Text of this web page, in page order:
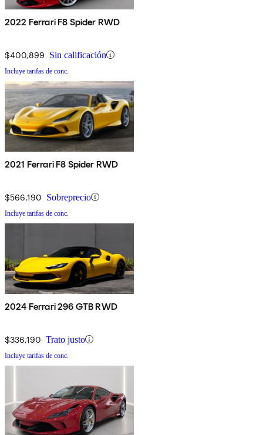
2022 Ferrari F8 Spider RWD
$400,899 Sin calificación
Incluye tarifas de conc.
2021 Ferrari F8 Spider RWD
$566,190 Sobreprecio
Incluye tarifas de conc.
2024 Ferrari 296 GTB RWD
$336,190 Trato justo
Incluye tarifas de conc.